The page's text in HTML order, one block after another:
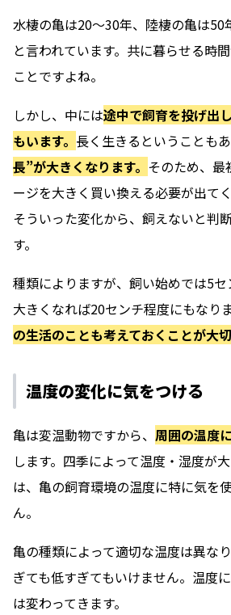
水棲の亀は20〜30年、陸棲の亀は50
と言われています。共に暮らせる時
ことですよね。
しかし、中には途中で飼育を投げ出
もいます。 長く生きるということもあ
長”が大きくなります。 そのため、最
ージを大きく買い換える必要が出て
そういった変化から、飼えないと判
す。
種類によりますが、飼い始めでは5セ
大きくなれば20センチ程度にもなりま
の生活のことも考えておくことが大切
温度の変化に気をつける
亀は変温動物ですから、 周囲の温度
します。四季によって温度・湿度が
は、 亀の飼育環境の温度に特に気を
ん。
亀の種類によって適切な温度は異な
ぎても低すぎてもいけません。温度
は変わってきます。